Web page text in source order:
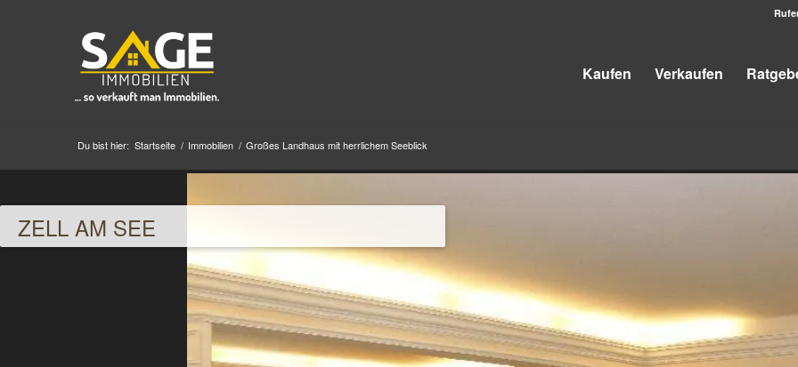
Kaufen Verkaufen
Du bist hier: Startseite / Immobilien / Großes Landhaus mit herrlichem Seeblick
ZELL AM SEE